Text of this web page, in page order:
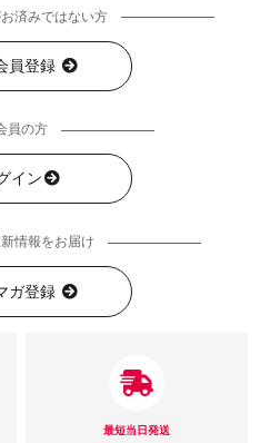
済みではない方
員登録
員の方
イン
情報をお届け
ガ登録
最短当日発送